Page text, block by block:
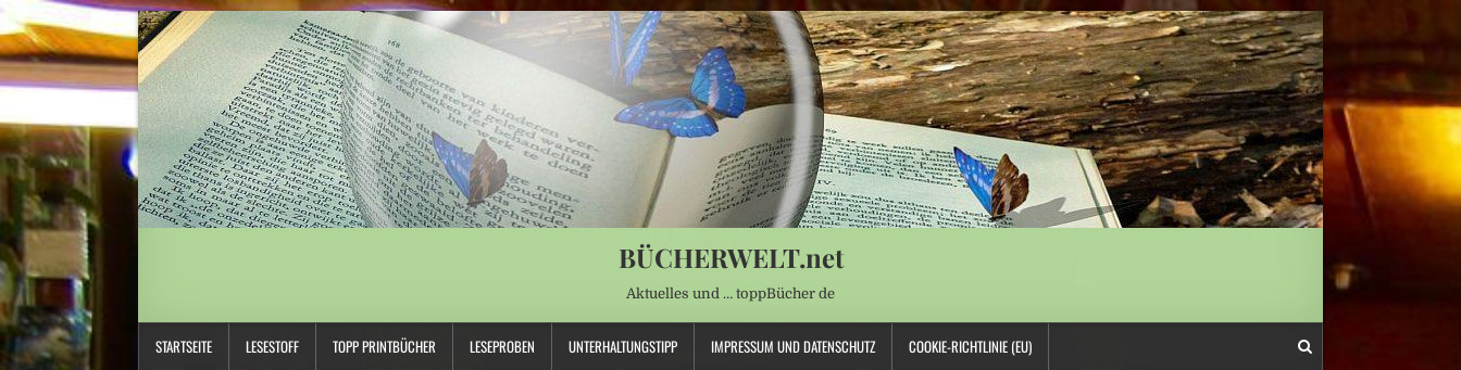
BÜCHERWELT.net
Aktuelles und … toppBücher de
STARTSEITE LESESTOFF TOPP PRINTBÜCHER LESEPROBEN UNTERHALTUNGSTIPP IMPRESSUM UND DATENSCHUTZ COOKIE-RICHTLINIE (EU)